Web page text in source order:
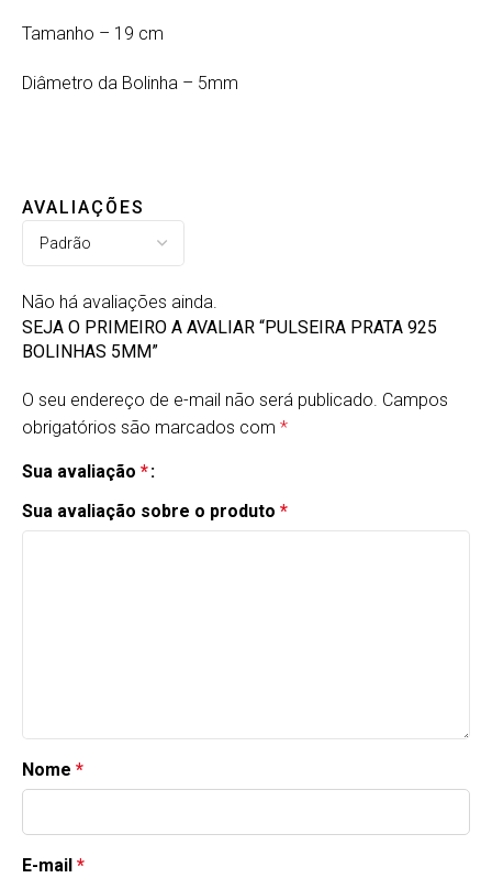
Tamanho – 19 cm
Diâmetro da Bolinha – 5mm
AVALIAÇÕES
Não há avaliações ainda.
SEJA O PRIMEIRO A AVALIAR “PULSEIRA PRATA 925
BOLINHAS 5MM”
O seu endereço de e-mail não será publicado. Campos
obrigatórios são marcados com *
Sua avaliação *
Sua avaliação sobre o produto *
Nome *
E-mail *